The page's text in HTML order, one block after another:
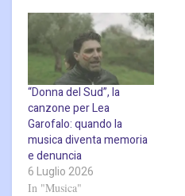
“Donna del Sud”, la
canzone per Lea
Garofalo: quando la
musica diventa memoria
e denuncia
6 Luglio 2026
In "Musica"